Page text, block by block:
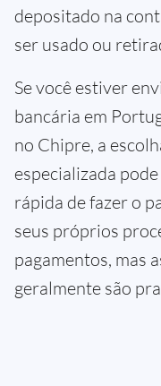
depositado na
ser usado ou
Se você estiver
bancária em
no Chipre, a
especializada
rápida de fazer o
seus próprios
pagamentos, mas
geralmente são